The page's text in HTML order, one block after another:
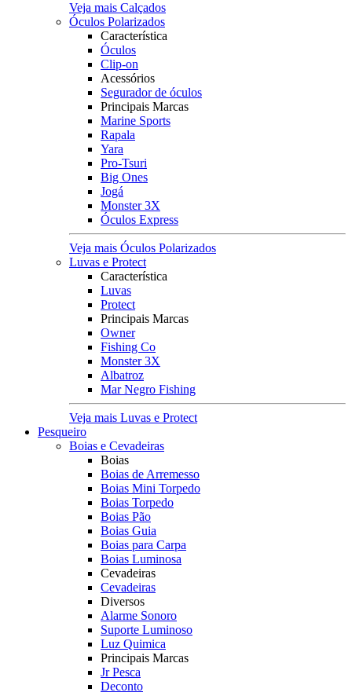
Veja mais Calçados
Óculos Polarizados
Característica
Óculos
Clip-on
Acessórios
Segurador de óculos
Principais Marcas
Marine Sports
Rapala
Yara
Pro-Tsuri
Big Ones
Jogá
Monster 3X
Óculos Express
Veja mais Óculos Polarizados
Luvas e Protect
Característica
Luvas
Protect
Principais Marcas
Owner
Fishing Co
Monster 3X
Albatroz
Mar Negro Fishing
Veja mais Luvas e Protect
Pesqueiro
Boias e Cevadeiras
Boias
Boias de Arremesso
Boias Mini Torpedo
Boias Torpedo
Boias Pão
Boias Guia
Boias para Carpa
Boias Luminosa
Cevadeiras
Cevadeiras
Diversos
Alarme Sonoro
Suporte Luminoso
Luz Quimica
Principais Marcas
Jr Pesca
Deconto